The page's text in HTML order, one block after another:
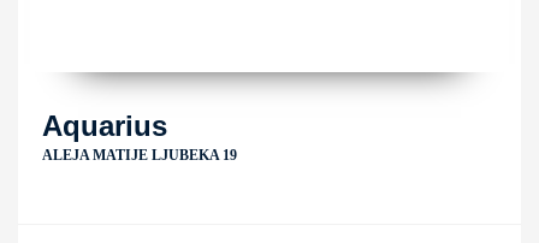
Aquarius
ALEJA MATIJE LJUBEKA 19